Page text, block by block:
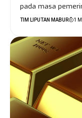
pada masa
TIM LIPUTAN MABUR 1